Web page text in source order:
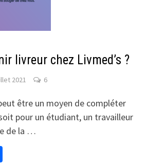
livreur chez Livmed’s ?
2021 6
être un moyen de compléter
pour un étudiant, un travailleur
de la …
Partager